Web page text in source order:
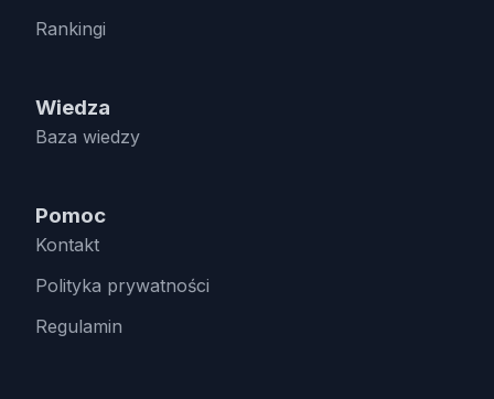
Rankingi
Wiedza
Baza wiedzy
Pomoc
Kontakt
Polityka prywatności
Regulamin